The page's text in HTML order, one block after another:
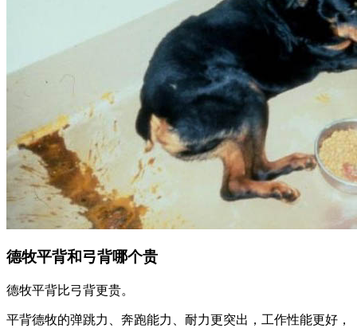
德牧平背和弓背哪个贵
德牧平背比弓背更贵。
平背德牧的弹跳力、奔跑能力、耐力更突出，工作性能更好，